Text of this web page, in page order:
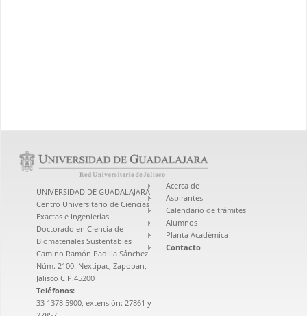
UNIVERSIDAD DE GUADALAJARA
Centro Universitario de Ciencias
Exactas e Ingenierías
Doctorado en Ciencia de
Biomateriales Sustentables
Camino Ramón Padilla Sánchez
Núm. 2100. Nextipac, Zapopan,
Jalisco C.P.45200
Teléfonos:
33 1378 5900, extensión: 27861 y
Acerca de
Aspirantes
Calendario de trámites
Alumnos
Planta Académica
Contacto